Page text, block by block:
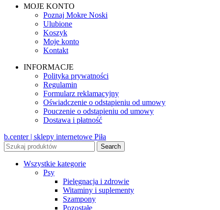
MOJE KONTO
Poznaj Mokre Noski
Ulubione
Koszyk
Moje konto
Kontakt
INFORMACJE
Polityka prywatności
Regulamin
Formularz reklamacyjny
Oświadczenie o odstapieniu od umowy
Pouczenie o odstąpieniu od umowy
Dostawa i płatność
b.center | sklepy internetowe Piła
Search
Wszystkie kategorie
Psy
Pielęgnacja i zdrowie
Witaminy i suplementy
Szampony
Pozostałe